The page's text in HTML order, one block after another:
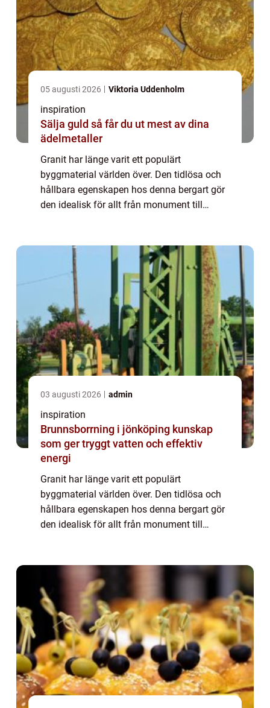
05 augusti 2026 Viktoria Uddenholm
inspiration
Sälja guld så får du ut mest av dina
ädelmetaller
Granit har länge varit ett populärt
byggmaterial världen över. Den tidlösa och
hållbara egenskapen hos denna bergart gör
den idealisk för allt från monument till
03 augusti 2026 admin
inspiration
Brunnsborrning i jönköping kunskap
som ger tryggt vatten och effektiv
energi
Granit har länge varit ett populärt
byggmaterial världen över. Den tidlösa och
hållbara egenskapen hos denna bergart gör
den idealisk för allt från monument till